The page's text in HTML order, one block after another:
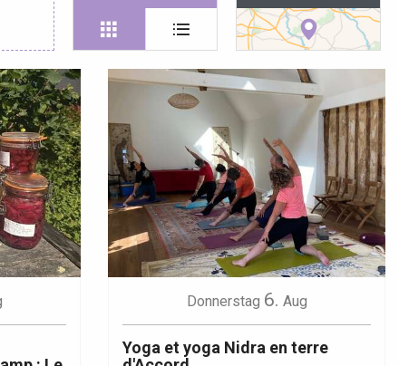
Donnerstag 6. Aug
Yoga et yoga Nidra en terre